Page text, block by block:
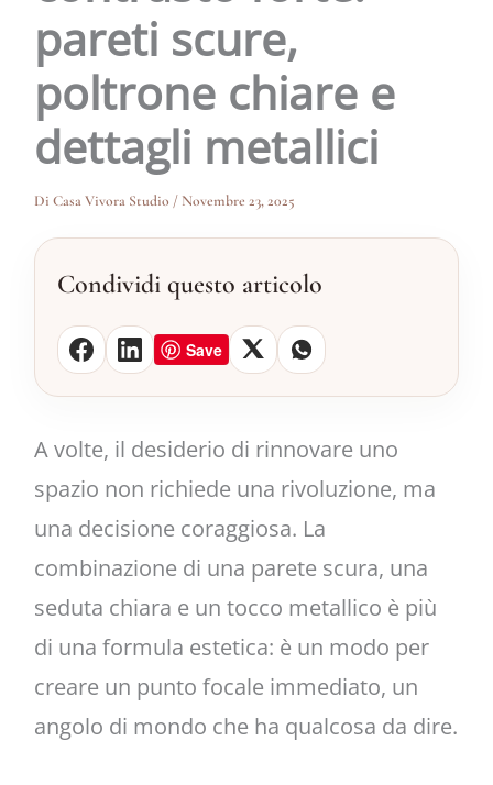
pareti scure,
poltrone chiare e
dettagli metallici
Di Casa Vivora Studio/Novembre 23, 2025
Condividi questo articolo
Save
A volte, il desiderio di rinnovare uno
spazio non richiede una rivoluzione, ma
una decisione coraggiosa. La
combinazione di una parete scura, una
seduta chiara e un tocco metallico è più
di una formula estetica: è un modo per
creare un punto focale immediato, un
angolo di mondo che ha qualcosa da dire.